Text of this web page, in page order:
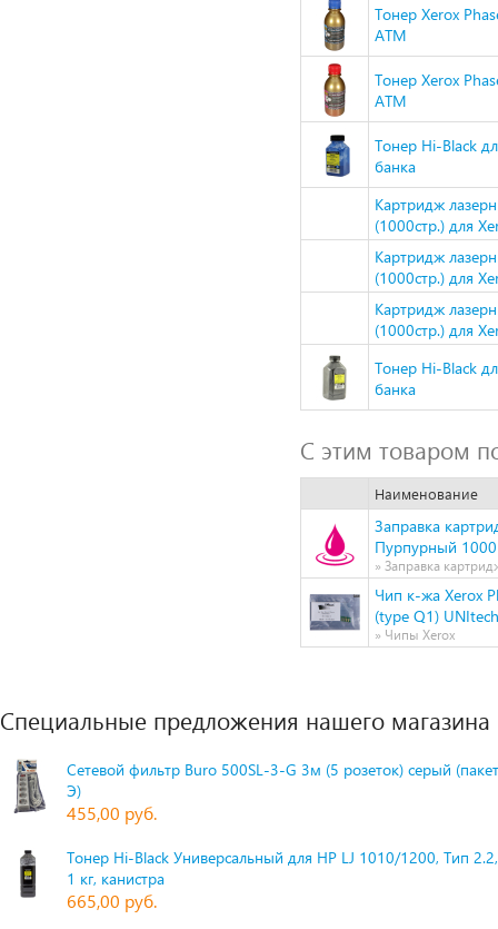
Тонер Xerox
ATM
Тонер Xerox
ATM
Тонер Hi-Black
банка
Картридж
(1000стр.) для
Картридж
(1000стр.) для
Картридж
(1000стр.) для
Тонер Hi-Black
банка
С этим товаром
Наименование
Заправка
Пурпурный 1000
» Заправка
Чип к-жа Xerox
(type Q1)
» Чипы Xerox
Специальные предложения нашего магазина
Сетевой фильтр Buro 500SL-3-G 3м (5 розеток) серый
Э)
455,00 руб.
Тонер Hi-Black Универсальный для HP LJ 1010/1200, Тип
1 кг, канистра
665,00 руб.